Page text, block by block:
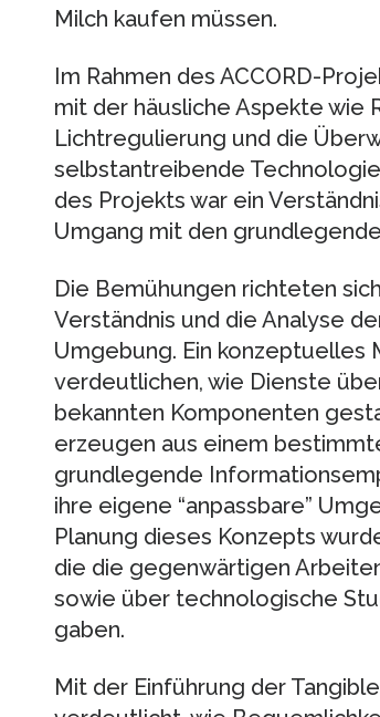
Milch kaufen müssen.
Im Rahmen des ACCORD-
mit der häusliche Aspekte wie
Lichtregulierung und die
selbstantreibende
des Projekts war ein
Umgang mit den
Die Bemühungen richteten
Verständnis und die Analyse
Umgebung. Ein konzeptuelles
verdeutlichen, wie Dienste
bekannten Komponenten
erzeugen aus einem
grundlegende
ihre eigene “anpassbare”
Planung dieses Konzepts
die die gegenwärtigen
sowie über technologische
gaben.
Mit der Einführung der